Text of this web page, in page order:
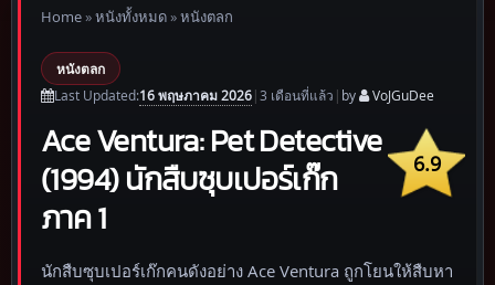
Home»หนังทั้งหมด»หนังตลก
หนังตลก
Last Updated:16 พฤษภาคม 2026|3 เดือนที่แล้ว | by VoJGuDee
6.9
Ace Ventura: Pet Detective
(1994) นักสืบซุบเปอร์เก๊ก
ภาค 1
นักสืบซุบเปอร์เก๊กคนดังอย่าง Ace Ventura ถูกโยนให้สืบหา